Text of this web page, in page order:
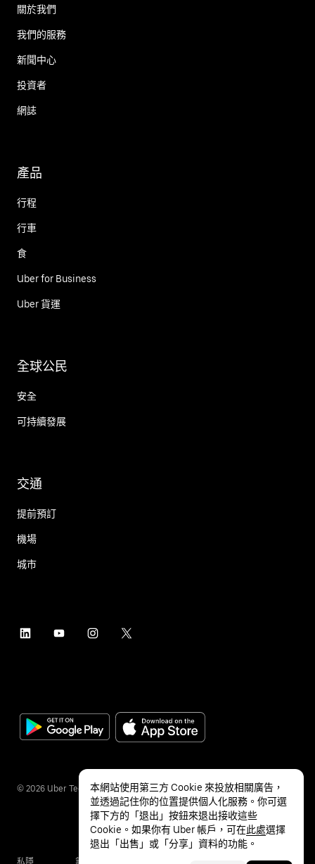
關於我們
我們的服務
新聞中心
投資者
網誌
產品
行程
行車
食
Uber for Business
Uber 貨運
全球公民
安全
可持續發展
交通
提前預訂
機場
城市
© 2026 Uber Technologies Inc.
私隱 無障礙服務
本網站使用第三方 Cookie 來投放相關廣告，
並透過記住你的位置提供個人化服務。你可選
擇下方的「退出」按鈕來退出接收這些
Cookie。如果你有 Uber 帳戶，可在此處選擇
退出「出售」或「分享」資料的功能。